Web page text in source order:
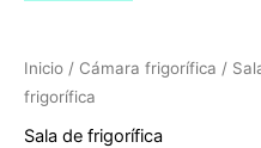
Inicio / Cámara frigorífica /
frigorífica
Sala de frigorífica